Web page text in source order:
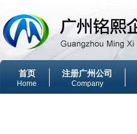
首页
Home
注册广州公司
Company